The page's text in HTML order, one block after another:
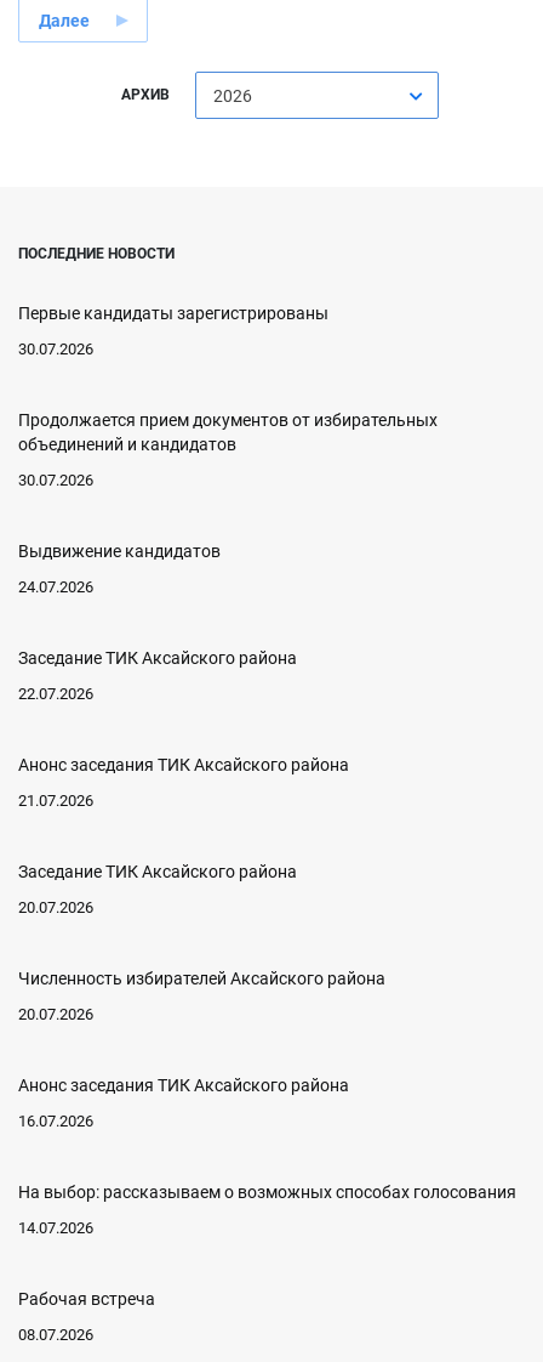
Далее
АРХИВ 2026
ПОСЛЕДНИЕ НОВОСТИ
Первые кандидаты зарегистрированы
30.07.2026
Продолжается прием документов от избирательных
объединений и кандидатов
30.07.2026
Выдвижение кандидатов
24.07.2026
Заседание ТИК Аксайского района
22.07.2026
Анонс заседания ТИК Аксайского района
21.07.2026
Заседание ТИК Аксайского района
20.07.2026
Численность избирателей Аксайского района
20.07.2026
Анонс заседания ТИК Аксайского района
16.07.2026
На выбор: рассказываем о возможных способах голосования
14.07.2026
Рабочая встреча
08.07.2026